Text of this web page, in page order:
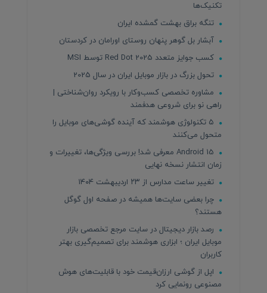
تکنیک‌ها
تنگه براق بهشت گمشده ایران
آبشار بل گوهر پنهان روستای اورامان در کردستان
کسب جوایز متعدد Red Dot 2025 توسط MSI
تحول بزرگ در بازار موبایل ایران در سال 2025
مشاوره تخصصی کسب‌وکار با رویکرد روان‌شناختی |
راهی نو برای شروعی هدفمند
۵ تکنولوژی هوشمند که آینده گوشی‌های موبایل را
متحول می‌کنند
Android 15 معرفی شد! بررسی ویژگی‌ها، تغییرات و
زمان انتشار نسخه نهایی
تغییر ساعت مدارس از ۲۳ اردیبهشت ۱۴۰۴
چرا بعضی سایت‌ها همیشه در صفحه اول گوگل
هستند؟
رصد بازار دیجیتال در سایت مرجع تخصصی بازار
موبایل ایران ؛ ابزاری هوشمند برای تصمیم‌گیری بهتر
کاربران
اپل از گوشی ارزان‌قیمت خود با قابلیت‌های هوش
مصنوعی رونمایی کرد